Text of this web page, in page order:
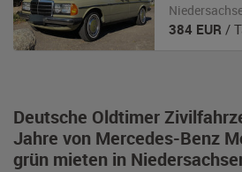
Deutsche Oldtimer
Jahre von Mercedes-Benz
grün mieten in
384 EUR /